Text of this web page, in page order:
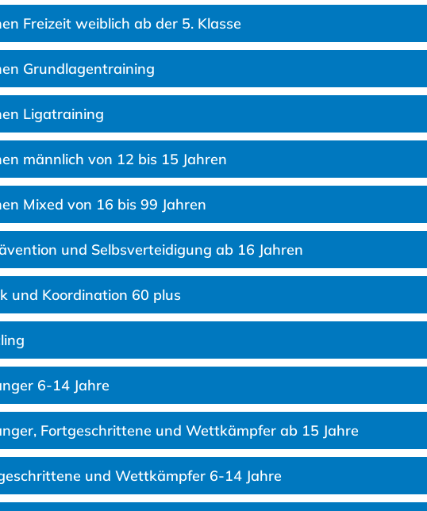
Freizeit weiblich ab der 5. Klasse
Grundlagentraining
Ligatraining
männlich von 12 bis 15 Jahren
Mixed von 16 bis 99 Jahren
und Selbsverteidigung ab 16 Jahren
und Koordination 60 plus
6-14 Jahre
Fortgeschrittene und Wettkämpfer ab 15 Jahre
und Wettkämpfer 6-14 Jahre